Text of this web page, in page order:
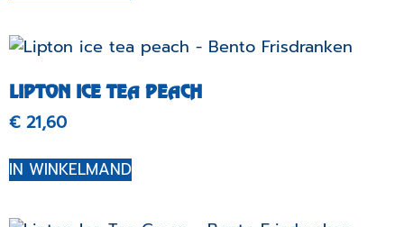
LIPTON ICE TEA PEACH
€21,60
IN WINKELMAND